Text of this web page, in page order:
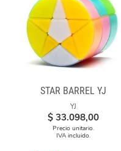
STAR BARREL YJ
YJ
$ 33.098,00
Precio unitario.
IVA incluido.